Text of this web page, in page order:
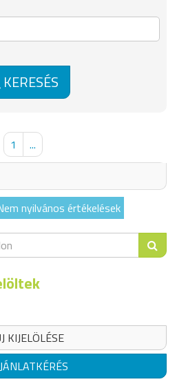
KERESÉS
1
...
nyilvános értékelések
KIJELÖLÉSE